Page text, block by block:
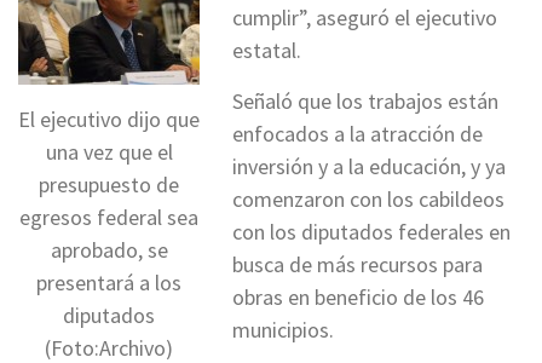
El ejecutivo dijo que
una vez que el
presupuesto de
egresos federal sea
aprobado, se
presentará a los
diputados
(Foto:Archivo)
cumplir”, aseguró el ejecutivo
estatal.
Señaló que los trabajos están
enfocados a la atracción de
inversión y a la educación, y ya
comenzaron con los cabildeos
con los diputados federales en
busca de más recursos para
obras en beneficio de los 46
municipios.